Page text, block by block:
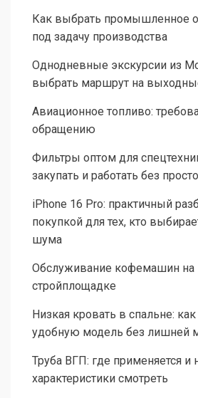
Как выбрать промышленное
под задачу производства
Однодневные экскурсии из
выбрать маршрут на
Авиационное топливо:
обращению
Фильтры оптом для
закупать и работать без
iPhone 16 Pro: практичный
покупкой для тех, кто
шума
Обслуживание кофемашин на
стройплощадке
Низкая кровать в спальне:
удобную модель без лишней
Труба ВГП: где применяется и
характеристики смотреть